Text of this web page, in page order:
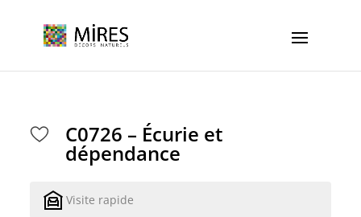
C0726 – Écurie et
dépendance
Visite rapide